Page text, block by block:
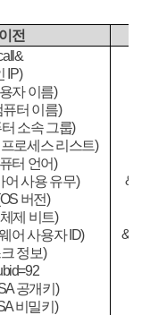
전
IP)
자 이름)
퓨터 이름)
소속 그룹)
로세스 리스트)
터 언어)
어 사용 유무)
버전)
제 비트)
어 사용자ID)
정보)
공개키 )
비밀키 )